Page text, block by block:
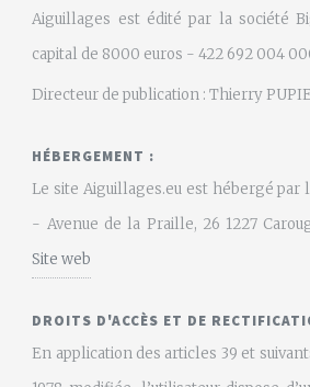
Aiguillages est édité par la société
capital de 8000 euros - 422 692 004
Directeur de publication : Thierry
HÉBERGEMENT :
Le site Aiguillages.eu est hébergé par
- Avenue de la Praille, 26 1227
Site web
DROITS D'ACCÈS ET DE
En application des articles 39 et